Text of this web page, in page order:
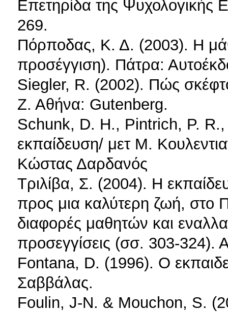
Επετηρίδα της Ψυχολογικής
269.
Πόρποδας, Κ. Δ. (2003). Η
προσέγγιση). Πάτρα:
Siegler, R. (2002). Πώς
Ζ. Αθήνα: Gutenberg.
Schunk, D. H., Pintrich, P.
εκπαίδευση/ μετ Μ.
Κώστας Δαρδανός
Τριλίβα, Σ. (2004). Η
προς μια καλύτερη ζωή, στο
διαφορές μαθητών και
προσεγγίσεις (σσ. 303-324).
Fontana, D. (1996). Ο
Σαββάλας.
Foulin, J-N. & Mouchon, S.